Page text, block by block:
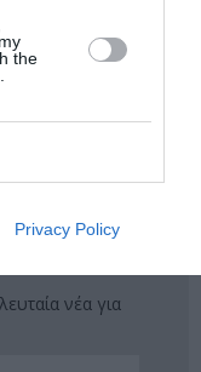
the
Privacy Policy
νέα για